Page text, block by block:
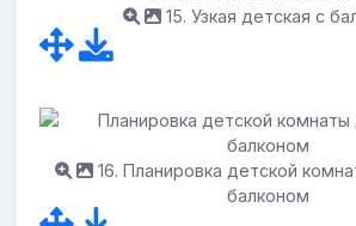
15. Узкая детская с
16. Планировка детской
балконом